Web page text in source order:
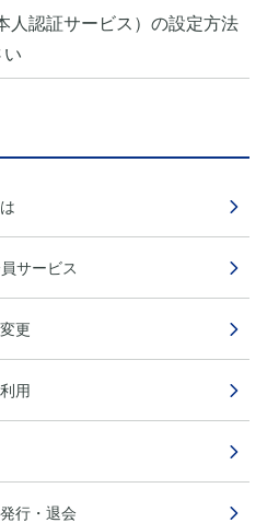
人認証サービス）の設定方法
サービス
更
用
行・退会